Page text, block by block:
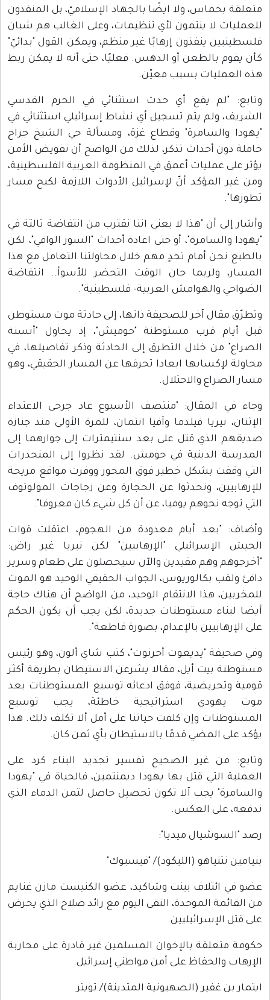
متعلقة بحماس، ولا ايضًا بالجهاد الإسلاميّ، بل المنفذون
للعمليات لا ينتمون لأي تنظيمات، وعلى الغالب هم شبان
فلسطينيين ينفذون إرهابًا غير منظم، ويمكن القول "بدائيّ"
كأن يقوم بالطعن أو الدهس. فعليًا، حتى أنه لا يمكن ربط
هذه العمليات بسبب معيّن.
وتابع: "لم يقع أي حدث استثنائي في الحرم القدسي
الشريف، ولم يتم تسجيل أي نشاط إسرائيلي استثنائي في
"يهودا والسامرة" وقطاع غزة، ومسألة حي الشيخ جراح
خاملة دون أحداث تذكر، لذلك من الواضح أن تقويض الأمن
يؤثر على عمليات أعمق في المنظومة العربية الفلسطينية،
ومن غير المؤكد أنّ لإسرائيل الأدوات اللازمة لكبح مسار
تطورها".
وأشار إلى أن "هذا لا يعني اننا نقترب من انتفاضة ثالثة في
"يهودا والسامرة"، أو حتى اعادة أحداث "السور الواقي"، لكن
بالطبع نحن أمام تحدٍ مهم خلال محاولتنا التعامل مع هذا
المسار، ولربما حان الوقت التحضر للأسوأ.. انتفاضة
الضواحي والهوامش العربية- فلسطينية".
وتطرّق مقال آخر للصحيفة ذاتها، إلى حادثة موت مستوطن
قبل أيام قرب مستوطنة "حوميش"، إذ يحاول "أنسنة
الصراع" من خلال التطرق إلى الحادثة وذكر تفاصيلها، في
محاولة لإكسابها ابعادا تحرفها عن المسار الحقيقي، وهو
مسار الصراع والاحتلال.
وجاء في المقال: "منتصف الأسبوع عاد جرحى الاعتداء
الإثنان، نيريا فيلدما وآفيا انتمان، للمرة الأولى منذ جنازة
صديقهم الذي قتل على بعد سنتيمترات إلى جوارهما إلى
المدرسة الدينية في حومش. لقد نظروا إلى المنحدرات
التي وقفت بشكل خطير فوق المحور ووفرت مواقع مريحة
للإرهابيين، وتحدثوا عن الحجارة وعن زجاجات المولوتوف
التي توجه نحوهم يوميا، عن أن كل شيء كان معروفا".
وأضاف: "بعد أيام معدودة من الهجوم، اعتقلت قوات
الجيش الإسرائيلي "الإرهابيين" لكن نيريا غير راض:
"أخرجوهم وهم مقيدين والآن سيحصلون على طعام وسرير
دافئ ولقب بكالوريوس، الجواب الحقيقي الوحيد هو الموت
للمخربين، هذا الانتقام الوحيد، من الواضح أن هناك حاجة
أيضا لبناء مستوطنات جديدة، لكن يجب أن يكون الحكم
على الإرهابيين بالإعدام، بصورة قاطعة".
وفي صحيفة "يديعوت أحرنوت"، كتب شاي ألون، وهو رئيس
مستوطنة بيت أيل، مقالا يشرعن الاستيطان بطريقة أكثر
قومية وتحريضية، فوفق ادعائه توسيع المستوطنات بعد
موت يهودي استراتيجية خاطئة، يجب توسيع
المستوطنات وإن كلفت حياتنا على أمل ألا تكلف ذلك. هذا
يؤكد على المضي قدمًا بالاستيطان بأي ثمن كان.
وتابع: من غير الصحيح تفسير تجديد البناء كرد على
العملية التي قتل بها يهودا ديمنتمين، فالحياة في "يهودا
والسامرة" يجب آلا تكون تحصيل حاصل لثمن الدماء الذي
ندفعه، على العكس.
رصد "السوشيال ميديا":
بنيامين نتنياهو (الليكود)/ "فيسبوك"
عضو في ائتلاف بينت وشاكيد، عضو الكنيست مازن غنايم
من القائمة الموحدة، التقى اليوم مع رائد صلاح الذي يحرض
على قتل الإسرائيليين.
حكومة متعلقة بالإخوان المسلمين غير قادرة على محاربة
الإرهاب والحفاظ على أمن مواطني إسرائيل.
ايتمار بن غفير (الصهيونية المتدينة)/ تويتر